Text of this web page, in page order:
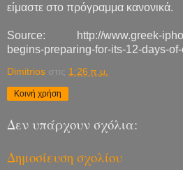
είμαστε στο πρόγραμμα κανονικά.
Source: http://www.greek-
begins-preparing-for-its-12-days-
Dimitrios στις 1:26 π.μ.
Κοινή χρήση
Δεν υπάρχουν σχόλια:
Δημοσίευση σχολίου